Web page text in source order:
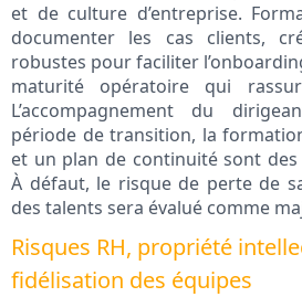
et de culture d’entreprise.
documenter les cas clients,
robustes pour faciliter
maturité opératoire qui
L’accompagnement du
période de transition, la
et un plan de continuité sont
À défaut, le risque de perte de
des talents sera évalué comme
Risques RH, propriété
fidélisation des équipes